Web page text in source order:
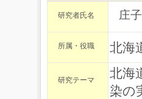
研究者氏名 庄
所属・役職 北海
研究テーマ
北海
染の